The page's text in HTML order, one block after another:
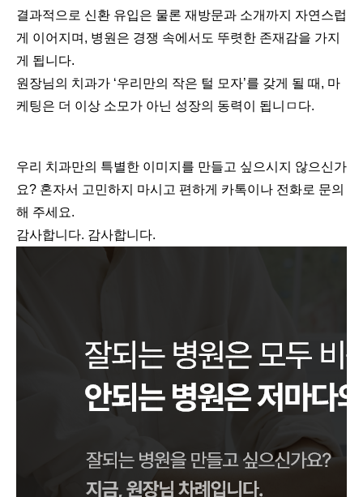
결과적으로 신환 유입은 물론 재방문과 소개까지 자연스럽
게 이어지며, 병원은 경쟁 속에서도 뚜렷한 존재감을 가지
게 됩니다.
원 장님의 치과가 ‘우리만의 작은 털 모자’를 갖게 될 때, 마
케팅은 더 이상 소모가 아닌 성장의 동력이 됩니ㅁ다.
우리 치과만의 특별한 이미지를 만들고 싶으시지 않으신가
요? 혼자서 고민하지 마시고 편하게 카톡이나 전화로 문의
해 주세요.
감사합니다. 감사합니다.